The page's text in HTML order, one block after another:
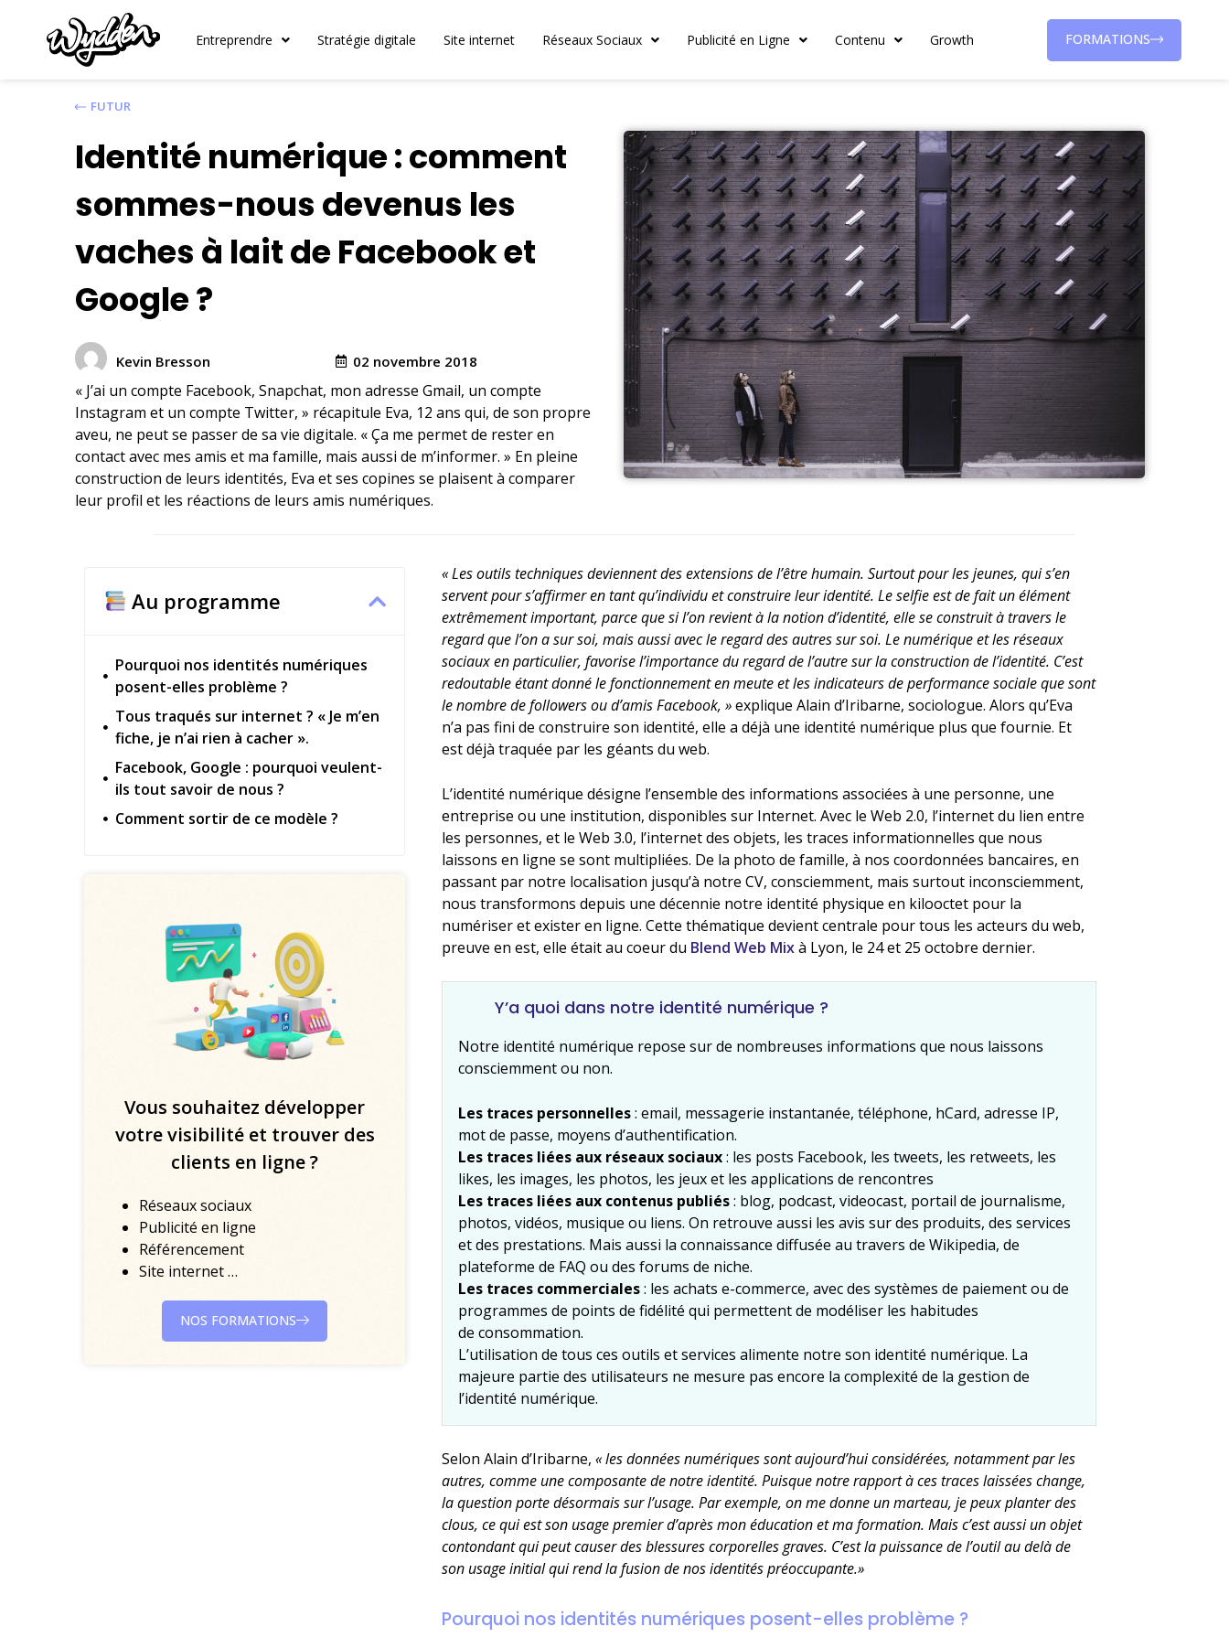
Entreprendre Stratégie digitale Site internet Réseaux Sociaux Publicité en Ligne Contenu Growth FORMATIONS
FUTUR
Identité numérique : comment
sommes-nous devenus les
vaches à lait de Facebook et
Google ?
Kevin Bresson 02 novembre 2018
« J’ai un compte Facebook, Snapchat, mon adresse Gmail, un compte
Instagram et un compte Twitter, » récapitule Eva, 12 ans qui, de son propre
aveu, ne peut se passer de sa vie digitale. « Ça me permet de rester en
contact avec mes amis et ma famille, mais aussi de m’informer. » En pleine
construction de leurs identités, Eva et ses copines se plaisent à comparer
leur profil et les réactions de leurs amis numériques.
Au programme
Pourquoi nos identités numériques
posent-elles problème ?
Tous traqués sur internet ? « Je m’en
fiche, je n’ai rien à cacher ».
Facebook, Google : pourquoi veulent-
ils tout savoir de nous ?
Comment sortir de ce modèle ?
Vous souhaitez développer
votre visibilité et trouver des
clients en ligne ?
Réseaux sociaux
Publicité en ligne
Référencement
Site internet …
NOS FORMATIONS
« Les outils techniques deviennent des extensions de l’être humain. Surtout pour les jeunes, qui s’en
servent pour s’affirmer en tant qu’individu et construire leur identité. Le selfie est de fait un élément
extrêmement important, parce que si l’on revient à la notion d’identité, elle se construit à travers le
regard que l’on a sur soi, mais aussi avec le regard des autres sur soi. Le numérique et les réseaux
sociaux en particulier, favorise l’importance du regard de l’autre sur la construction de l’identité. C’est
redoutable étant donné le fonctionnement en meute et les indicateurs de performance sociale que sont
le nombre de followers ou d’amis Facebook, »explique Alain d’Iribarne, sociologue. Alors qu’Eva
n’a pas fini de construire son identité, elle a déjà une identité numérique plus que fournie. Et
est déjà traquée par les géants du web.
L’identité numérique désigne l’ensemble des informations associées à une personne, une
entreprise ou une institution, disponibles sur Internet. Avec le Web 2.0, l’internet du lien entre
les personnes, et le Web 3.0, l’internet des objets, les traces informationnelles que nous
laissons en ligne se sont multipliées. De la photo de famille, à nos coordonnées bancaires, en
passant par notre localisation jusqu’à notre CV, consciemment, mais surtout inconsciemment,
nous transformons depuis une décennie notre identité physique en kilooctet pour la
numériser et exister en ligne. Cette thématique devient centrale pour tous les acteurs du web,
preuve en est, elle était au coeur du Blend Web Mixà Lyon, le 24 et 25 octobre dernier.
Y’a quoi dans notre identité numérique ?
Notre identité numérique repose sur de nombreuses informations que nous laissons
consciemment ou non.
Les traces personnelles: email, messagerie instantanée, téléphone, hCard, adresse IP,
mot de passe, moyens d’authentification.
Les traces liées aux réseaux sociaux: les posts Facebook, les tweets, les retweets, les
likes, les images, les photos, les jeux et les applications de rencontres
Les traces liées aux contenus publiés: blog, podcast, videocast, portail de journalisme,
photos, vidéos, musique ou liens. On retrouve aussi les avis sur des produits, des services
et des prestations. Mais aussi la connaissance diffusée au travers de Wikipedia, de
plateforme de FAQ ou des forums de niche.
Les traces commerciales: les achats e-commerce, avec des systèmes de paiement ou de
programmes de points de fidélité qui permettent de modéliser les habitudes
de consommation.
L’utilisation de tous ces outils et services alimente notre son identité numérique. La
majeure partie des utilisateurs ne mesure pas encore la complexité de la gestion de
l’identité numérique.
Selon Alain d’Iribarne,« les données numériques sont aujourd’hui considérées, notamment par les
autres, comme une composante de notre identité. Puisque notre rapport à ces traces laissées change,
la question porte désormais sur l’usage. Par exemple, on me donne un marteau, je peux planter des
clous, ce qui est son usage premier d’après mon éducation et ma formation. Mais c’est aussi un objet
contondant qui peut causer des blessures corporelles graves. C’est la puissance de l’outil au delà de
son usage initial qui rend la fusion de nos identités préoccupante.»
Pourquoi nos identités numériques posent-elles problème ?